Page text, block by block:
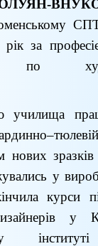
за
по
училища
нових
у
курси
у